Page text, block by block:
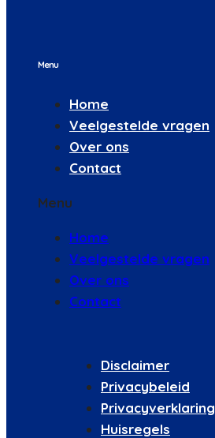
Menu
Home
Veelgestelde vragen
Over ons
Contact
Menu
Home
Veelgestelde vragen
Over ons
Contact
Disclaimer
Privacybeleid
Privacyverklaring
Huisregels